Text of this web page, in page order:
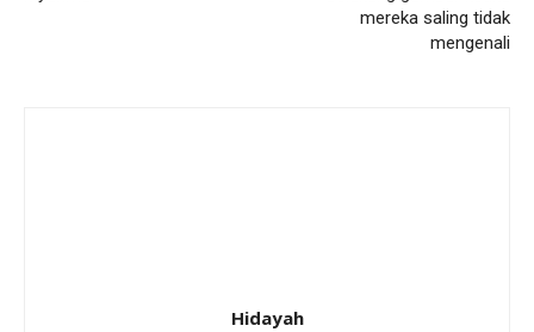
mereka saling tidak
mengenali
Hidayah